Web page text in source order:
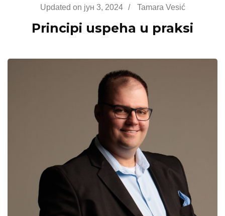
Updated on јун 3, 2024 / Tamara Vesić
Principi uspeha u praksi